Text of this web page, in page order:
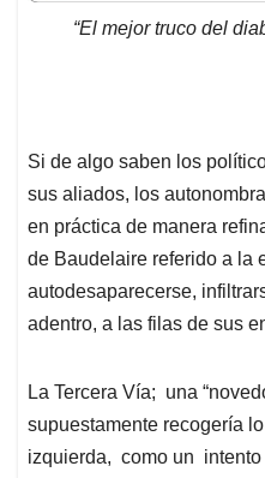
t
e
b
k
e
i
l
e
a
“El mejor truco del
Si de algo saben los
sus aliados, los
en práctica de manera
de Baudelaire referido a la
autodesaparecerse,
adentro, a las filas de sus
La Tercera Vía; una
supuestamente recogería
izquierda, como un intento